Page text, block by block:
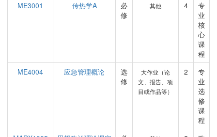
ME3001
传热学A
必
修
其他 4
专
业
核
心
课
程
ME4004
应急管理概论
选
修
大作业（论
文、报告、项
目或作品等）
2
专
业
选
修
课
程